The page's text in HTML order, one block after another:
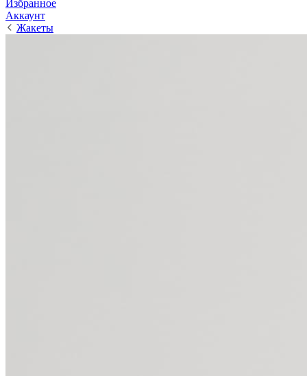
Избранное
Аккаунт
Жакеты